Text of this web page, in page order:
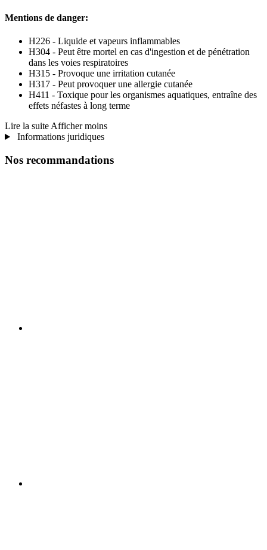
Mentions de danger:
H226 - Liquide et vapeurs inflammables
H304 - Peut être mortel en cas d'ingestion et de pénétration
dans les voies respiratoires
H315 - Provoque une irritation cutanée
H317 - Peut provoquer une allergie cutanée
H411 - Toxique pour les organismes aquatiques, entraîne des
effets néfastes à long terme
Lire la suite Afficher moins
Informations juridiques
Nos recommandations